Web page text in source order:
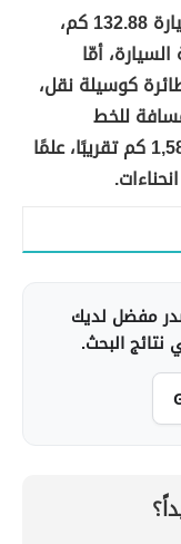
تبلغ المسافة بين الدمام والمدينة بالسيارة 132.88 كم،
أمّا
كوسيلة نقل،
المسافة للخط
المستقيم بين الدمام والمدينة فيبلغ 1,580 كم تقريبًا، علمًا
مفضل لديك
البحث.